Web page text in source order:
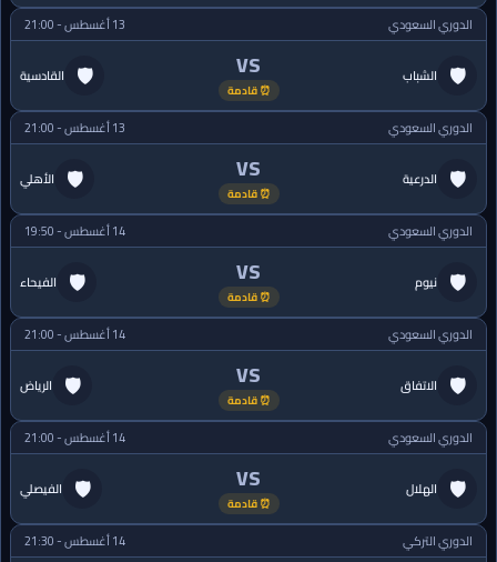
الدوري السعودي 13 أغسطس - 21:00
🛡 الشباب VS
⏰ قادمة
القادسية 🛡
الدوري السعودي 13 أغسطس - 21:00
🛡 الدرعية VS
⏰ قادمة
الأهلي 🛡
الدوري السعودي 14 أغسطس - 19:50
🛡 نيوم VS
⏰ قادمة
الفيحاء 🛡
الدوري السعودي 14 أغسطس - 21:00
🛡 الاتفاق VS
⏰ قادمة
الرياض 🛡
الدوري السعودي 14 أغسطس - 21:00
🛡 الهلال VS
⏰ قادمة
الفيصلي 🛡
الدوري التركي 14 أغسطس - 21:30